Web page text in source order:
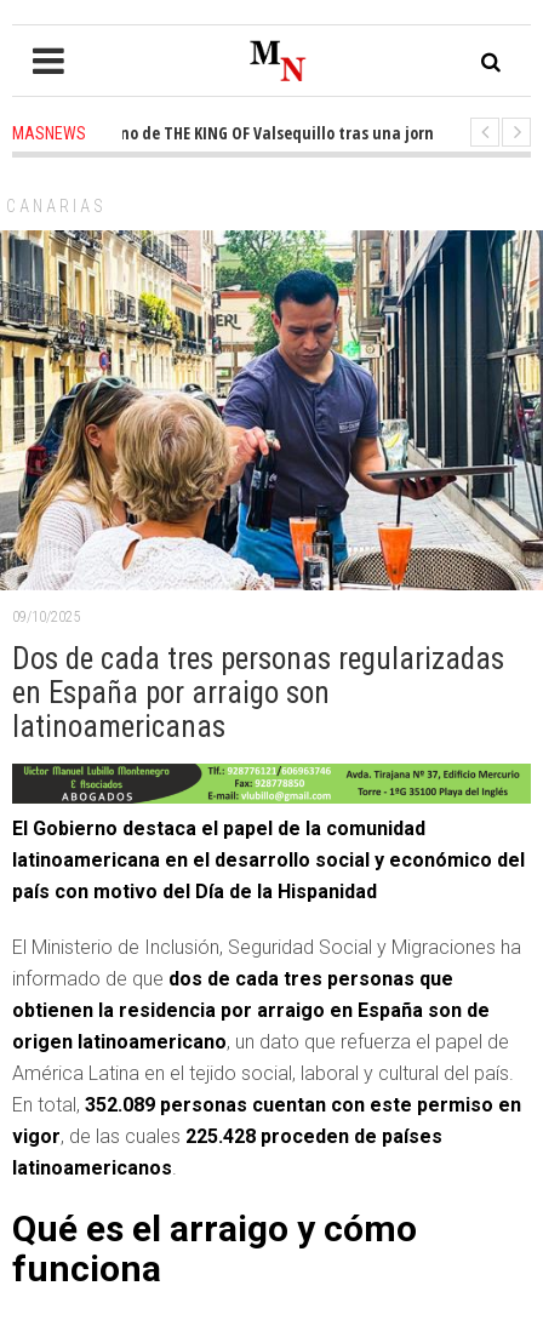
MASNEWS
trono de THE KING OF Valsequillo tras una jornada de baloncesto
CANARIAS
09/10/2025
Dos de cada tres personas regularizadas
en España por arraigo son
latinoamericanas
El Gobierno destaca el papel de la comunidad
latinoamericana en el desarrollo social y económico del
país con motivo del Día de la Hispanidad
El Ministerio de Inclusión, Seguridad Social y Migraciones ha
informado de que dos de cada tres personas que
obtienen la residencia por arraigo en España son de
origen latinoamericano, un dato que refuerza el papel de
América Latina en el tejido social, laboral y cultural del país.
En total, 352.089 personas cuentan con este permiso en
vigor, de las cuales 225.428 proceden de países
latinoamericanos
Qué es el arraigo y cómo
funciona